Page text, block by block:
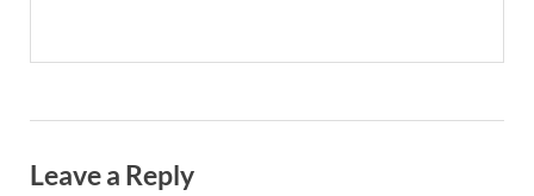
Leave a Reply